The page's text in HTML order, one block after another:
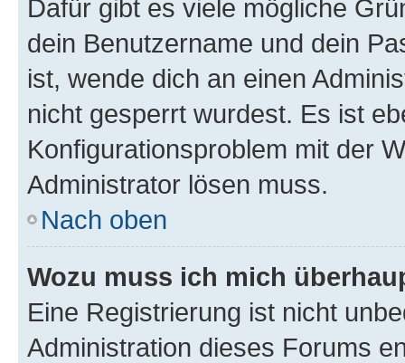
Dafür gibt es viele mögliche
dein Benutzername und dein
ist, wende dich an einen
nicht gesperrt wurdest. Es ist
Konfigurationsproblem mit der
Administrator lösen muss.
Nach oben
Wozu muss ich mich
Eine Registrierung ist nicht
Administration dieses Forums